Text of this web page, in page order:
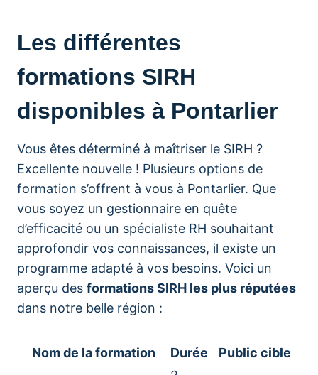
Les différentes
formations SIRH
disponibles à Pontarlier
Vous êtes déterminé à maîtriser le SIRH ?
Excellente nouvelle ! Plusieurs options de
formation s’offrent à vous à Pontarlier. Que
vous soyez un gestionnaire en quête
d’efficacité ou un spécialiste RH souhaitant
approfondir vos connaissances, il existe un
programme adapté à vos besoins. Voici un
aperçu des formations SIRH les plus réputées
dans notre belle région :
Nom de la formation Durée Public cible